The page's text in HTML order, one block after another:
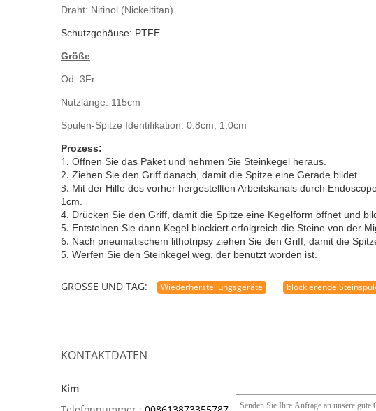
Draht: Nitinol (Nickeltitan)
Schutzgehäuse: PTFE
Größe:
Od: 3Fr
Nutzlänge: 115cm
Spulen-Spitze Identifikation: 0.8cm, 1.0cm
Prozess:
1. Öffnen Sie das Paket und nehmen Sie Steinkegel heraus.
2. Ziehen Sie den Griff danach, damit die Spitze eine Gerade bildet.
3. Mit der Hilfe des vorher hergestellten Arbeitskanals durch
1cm.
4. Drücken Sie den Griff, damit die Spitze eine Kegelform öffnet und
5. Entsteinen Sie dann Kegel blockiert erfolgreich die Steine von der
6. Nach pneumatischem lithotripsy ziehen Sie den Griff, damit die
5. Werfen Sie den Steinkegel weg, der benutzt worden ist.
GRÖSSE UND TAG: Wiederherstellungsgeräte blockierende
KONTAKTDATEN
Kim